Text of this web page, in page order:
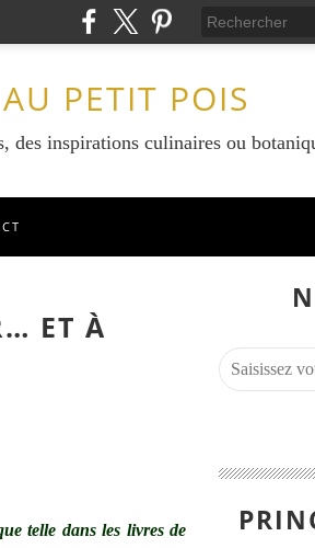
PETIT POIS
des inspirations culinaires ou
ET À
telle dans les livres de